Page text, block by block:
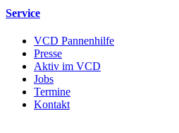
Service
VCD Pannenhilfe
Presse
Aktiv im VCD
Jobs
Termine
Kontakt